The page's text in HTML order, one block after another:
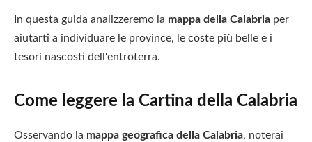
In questa guida analizzeremo la mappa della Calabria per
aiutarti a individuare le province, le coste più belle e i
tesori nascosti dell'entroterra.
Come leggere la Cartina della Calabria
Osservando la mappa geografica della Calabria, noterai